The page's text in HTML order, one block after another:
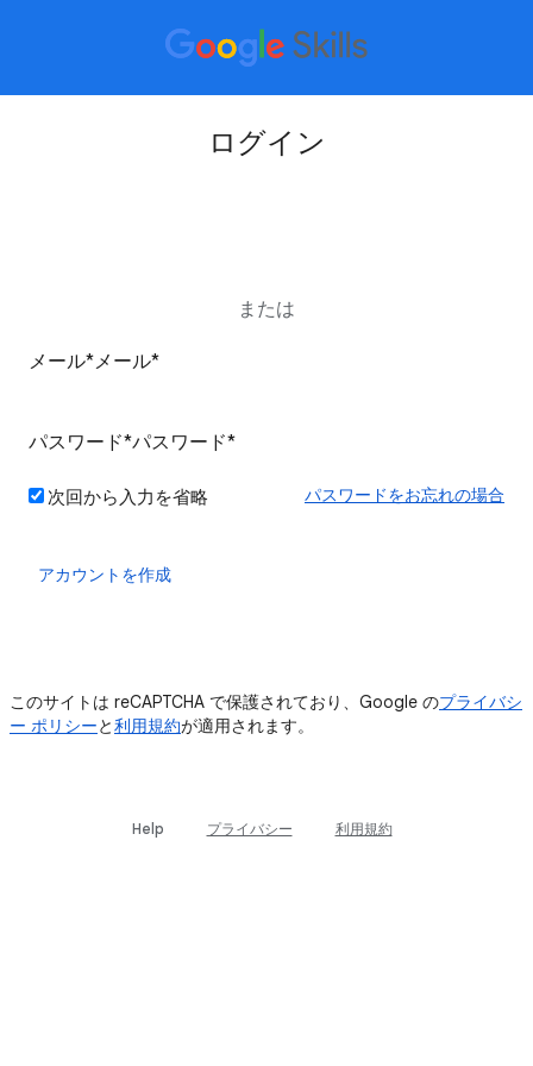
ログイン
または
次回から入力を省略 パスワードをお忘れの場合
アカウントを作成
このサイトは reCAPTCHA で保護されており、Google のプライバシ
ー ポリシーと利用規約が適用されます。
Help プライバシー 利用規約